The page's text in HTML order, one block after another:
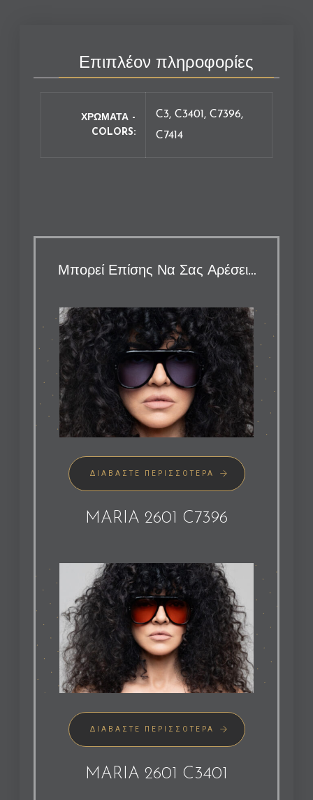
Επιπλέον πληροφορίες
ΧΡΩΜΑΤΑ -
COLORS
C3, C3401, C7396,
C7414
Μπορεί Επίσης Να Σας Αρέσει…
ΔΙΑΒΆΣΤΕ ΠΕΡΙΣΣΌΤΕΡΑ
MARIA 2601 C7396
ΔΙΑΒΆΣΤΕ ΠΕΡΙΣΣΌΤΕΡΑ
MARIA 2601 C3401